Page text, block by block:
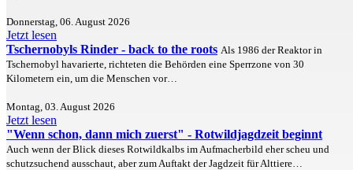
Donnerstag, 06. August 2026
Jetzt lesen
Tschernobyls Rinder - back to the roots Als 1986 der Reaktor in
Tschernobyl havarierte, richteten die Behörden eine Sperrzone von 30
Kilometern ein, um die Menschen vor…
Montag, 03. August 2026
Jetzt lesen
"Wenn schon, dann mich zuerst" - Rotwildjagdzeit beginnt
Auch wenn der Blick dieses Rotwildkalbs im Aufmacherbild eher scheu und
schutzsuchend ausschaut, aber zum Auftakt der Jagdzeit für Alttiere…